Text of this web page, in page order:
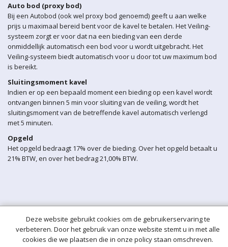
Auto bod (proxy bod)
Bij een Autobod (ook wel proxy bod genoemd) geeft u aan welke
prijs u maximaal bereid bent voor de kavel te betalen. Het Veiling-
systeem zorgt er voor dat na een bieding van een derde
onmiddellijk automatisch een bod voor u wordt uitgebracht. Het
Veiling-systeem biedt automatisch voor u door tot uw maximum bod
is bereikt.
Sluitingsmoment kavel
Indien er op een bepaald moment een bieding op een kavel wordt
ontvangen binnen 5 min voor sluiting van de veiling, wordt het
sluitingsmoment van de betreffende kavel automatisch verlengd
met 5 minuten.
Opgeld
Het opgeld bedraagt 17% over de bieding. Over het opgeld betaalt u
21% BTW, en over het bedrag 21,00% BTW.
Deze website gebruikt cookies om de gebruikerservaring te
verbeteren. Door het gebruik van onze website stemt u in met alle
cookies die we plaatsen die in onze policy staan omschreven.